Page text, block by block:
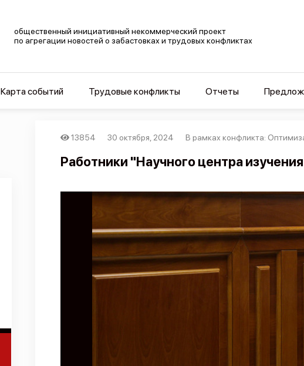
общественный инициативный некоммерческий проект
по агрегации новостей о забастовках и трудовых конфликтах
Карта событий Трудовые конфликты Отчеты
13854 30 октября, 2024 В рамках конфликта:
Работники "Научного центра